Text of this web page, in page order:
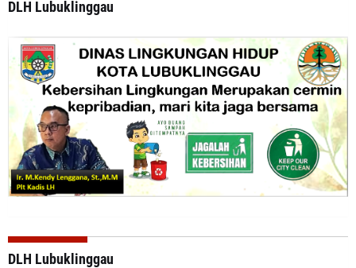
DLH Lubuklinggau
DLH Lubuklinggau